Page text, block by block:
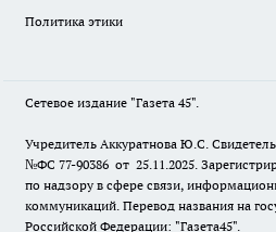
Политика этики
Сетевое издание "Газета 45".
Учредитель Аккуратнова Ю.С.
№ФС 77-90386 от 25.11.2025.
по надзору в сфере связи,
коммуникаций. Перевод названия на
Российской Федерации: "Газета45".